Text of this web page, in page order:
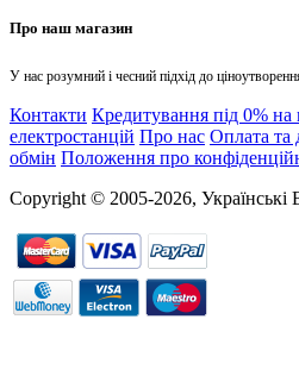
Про наш магазин
У нас розумний і чесний підхід до
Контакти Кредитування під 0%
електростанцій Про нас Оплата та
обмін Положення про
Copyright © 2005-2026, Українські